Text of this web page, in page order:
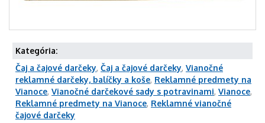
Kategória:
Čaj a čajové darčeky, Čaj a čajové darčeky, Vianočné
reklamné darčeky, balíčky a koše, Reklamné predmety na
Vianoce, Vianočné darčekové sady s potravinami, Vianoce,
Reklamné predmety na Vianoce, Reklamné vianočné
čajové darčeky